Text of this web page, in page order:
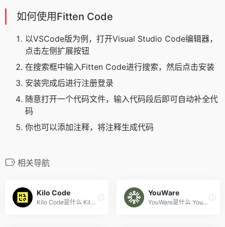
如何使用Fitten Code
以VSCode版为例，打开Visual Studio Code编辑器，
点击左侧扩展按钮
在搜索框中输入Fitten Code进行搜索，然后点击安装
安装完成后进行注册登录
随意打开一个代码文件，输入代码段后即可自动补全代
码
你也可以添加注释，将注释生成代码
相关导航
Kilo Code
Kilo Code是什么 Kilo Code ...
YouWare
YouWare是什么 YouWare 是一...